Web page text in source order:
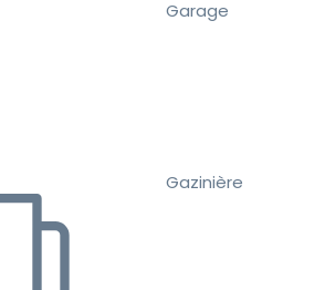
Garage
Gazinière